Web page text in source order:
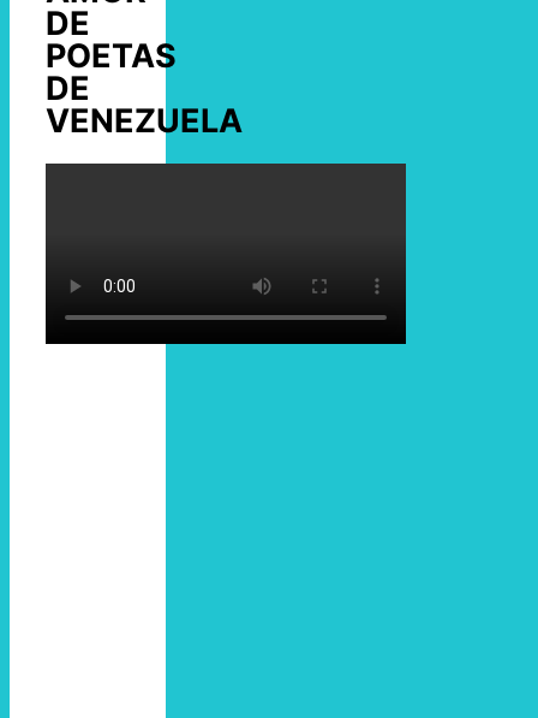
DE
POETAS
DE
VENEZUELA